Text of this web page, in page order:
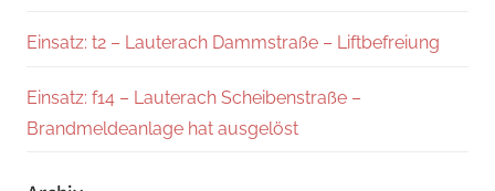
Einsatz: t2 – Lauterach Dammstraße – Liftbefreiung
Einsatz: f14 – Lauterach Scheibenstraße –
Brandmeldeanlage hat ausgelöst